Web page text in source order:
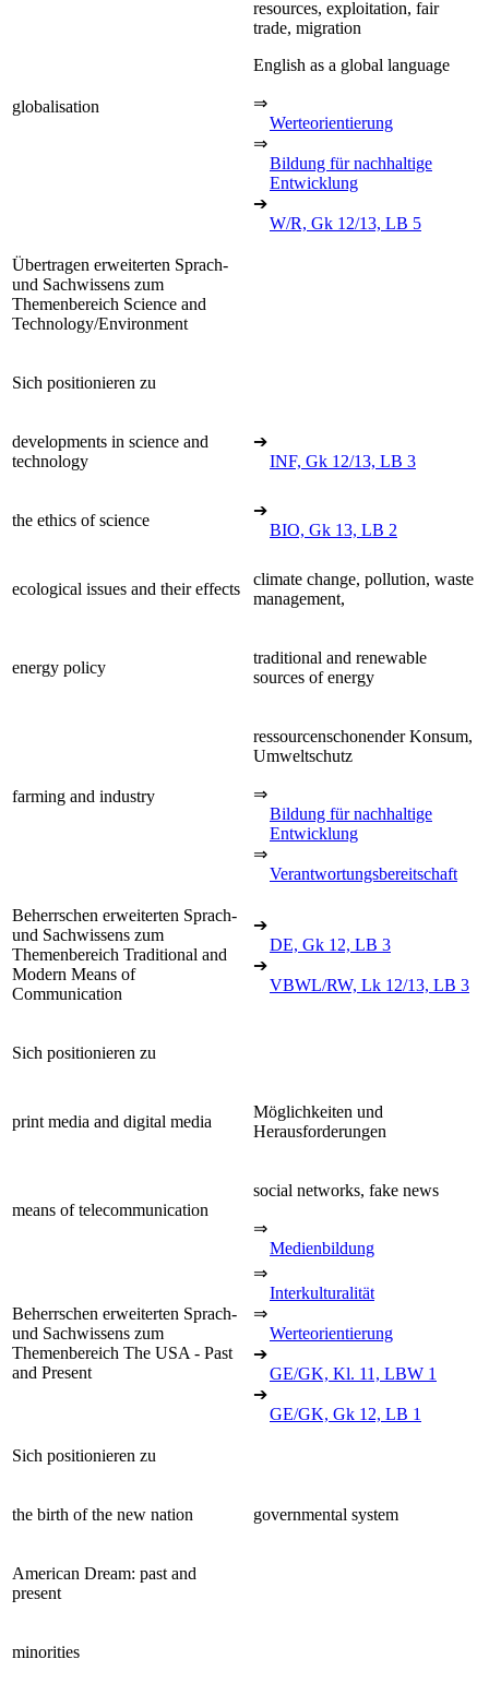
globalisation
resources, exploitation, fair
trade, migration
English as a global language
⇒
Werteorientierung
⇒
Bildung für nachhaltige
Entwicklung
➔
W/R, Gk 12/13, LB 5
Übertragen erweiterten Sprach-
und Sachwissens zum
Themenbereich Science and
Technology/Environment
Sich positionieren zu
developments in science and
technology
➔
INF, Gk 12/13, LB 3
the ethics of science
➔
BIO, Gk 13, LB 2
ecological issues and their effects
climate change, pollution, waste
management,
energy policy
traditional and renewable
sources of energy
farming and industry
ressourcenschonender Konsum,
Umweltschutz
⇒
Bildung für nachhaltige
Entwicklung
⇒
Verantwortungsbereitschaft
Beherrschen erweiterten Sprach-
und Sachwissens zum
Themenbereich Traditional and
Modern Means of
Communication
➔
DE, Gk 12, LB 3
➔
VBWL/RW, Lk 12/13, LB 3
Sich positionieren zu
print media and digital media
Möglichkeiten und
Herausforderungen
means of telecommunication
social networks, fake news
⇒
Medienbildung
Beherrschen erweiterten Sprach-
und Sachwissens zum
Themenbereich The USA - Past
and Present
⇒
Interkulturalität
⇒
Werteorientierung
➔
GE/GK, Kl. 11, LBW 1
➔
GE/GK, Gk 12, LB 1
Sich positionieren zu
the birth of the new nation governmental system
American Dream: past and
present
minorities